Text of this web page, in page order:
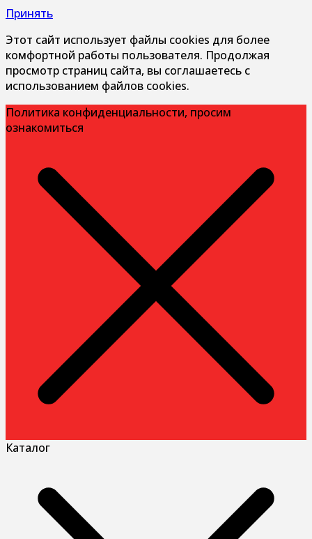
Принять
Этот сайт использует файлы cookies для более
комфортной работы пользователя. Продолжая
просмотр страниц сайта, вы соглашаетесь с
использованием файлов cookies.
Политика конфиденциальности, просим
ознакомиться
Каталог